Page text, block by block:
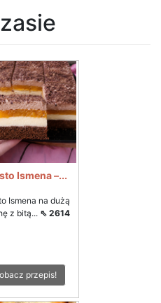
Ismena –...
Ismena na dużą
z bitą... ⇖ 2614
przepis!